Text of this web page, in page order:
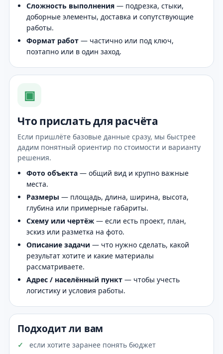
Сложность выполнения — подрезка, стыки,
доборные элементы, доставка и сопутствующие
работы.
Формат работ — частично или под ключ,
поэтапно или в один заход.
▣
Что прислать для расчёта
Если пришлёте базовые данные сразу, мы быстрее
дадим понятный ориентир по стоимости и варианту
решения.
Фото объекта — общий вид и крупно важные
места.
Размеры — площадь, длина, ширина, высота,
глубина или примерные габариты.
Схему или чертёж — если есть проект, план,
эскиз или разметка на фото.
Описание задачи — что нужно сделать, какой
результат хотите и какие материалы
рассматриваете.
Адрес / населённый пункт — чтобы учесть
логистику и условия работы.
Подходит ли вам
если хотите заранее понять бюджет